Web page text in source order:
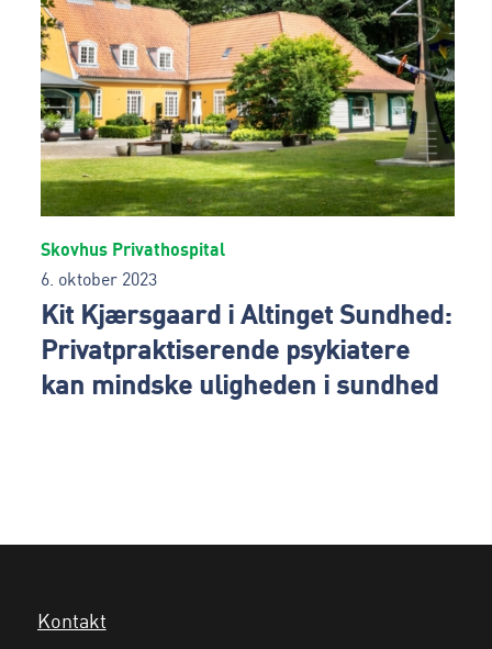
Kit Kjærsgaard i Altinget Sundhed:
Privatpraktiserende psykiatere
kan mindske uligheden i sundhed
6. oktober 2023
Skovhus Privathospital
Kontakt